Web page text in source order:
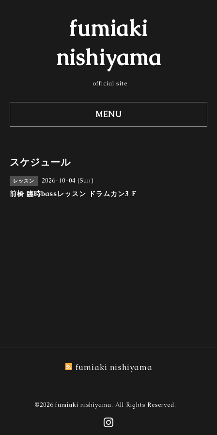
fumiaki
nishiyama
official site
MENU
スケジュール
レッスン 2026-10-04 (Sun)
前橋 臨時bassレッスン ドラムカン3 F
fumiaki nishiyama
©2026 fumiaki nishiyama. All Rights Reserved.